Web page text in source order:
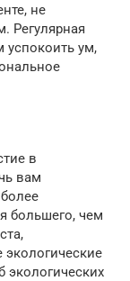
не
Регулярная
ум,
в
вам
большего, чем
экологических